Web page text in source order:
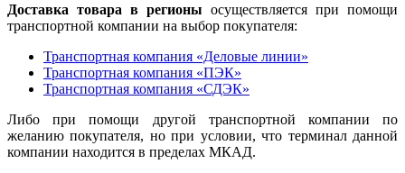
Доставка товара в регионы осуществляется при помощи
транспортной компании на выбор покупателя:
Транспортная компания «Деловые линии»
Транспортная компания «ПЭК»
Транспортная компания «СДЭК»
Либо при помощи другой транспортной компании по
желанию покупателя, но при условии, что терминал данной
компании находится в пределах МКАД.